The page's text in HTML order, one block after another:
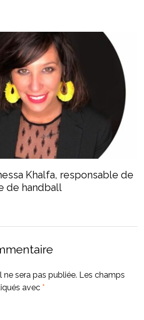
Khalfa, responsable de
de handball
sera pas publiée. Les champs
avec *